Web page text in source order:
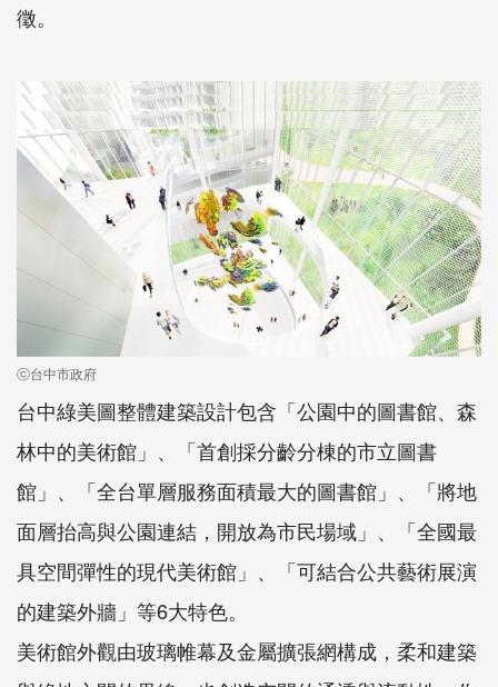
徵。
ⓒ台中市政府
台中綠美圖整體建築設計包含「公園中的圖書館、森
林中的美術館」、「首創採分齡分棟的市立圖書
館」、「全台單層服務面積最大的圖書館」、「將地
面層抬高與公園連結，開放為市民場域」、「全國最
具空間彈性的現代美術館」、「可結合公共藝術展演
的建築外牆」等6大特色。
美術館外觀由玻璃帷幕及金屬擴張網構成，柔和建築